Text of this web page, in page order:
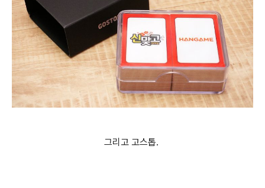
그리고 고스톱.